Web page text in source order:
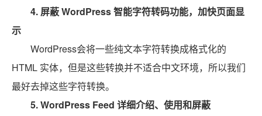
4. 屏蔽 WordPress 智能字符转码功能，加快页面显
示
WordPress会将一些纯文本字符转换成格式化的
HTML 实体，但是这些转换并不适合中文环境，所以我们
最好去掉这些字符转换。
5.WordPress Feed 详细介绍、使用和屏蔽